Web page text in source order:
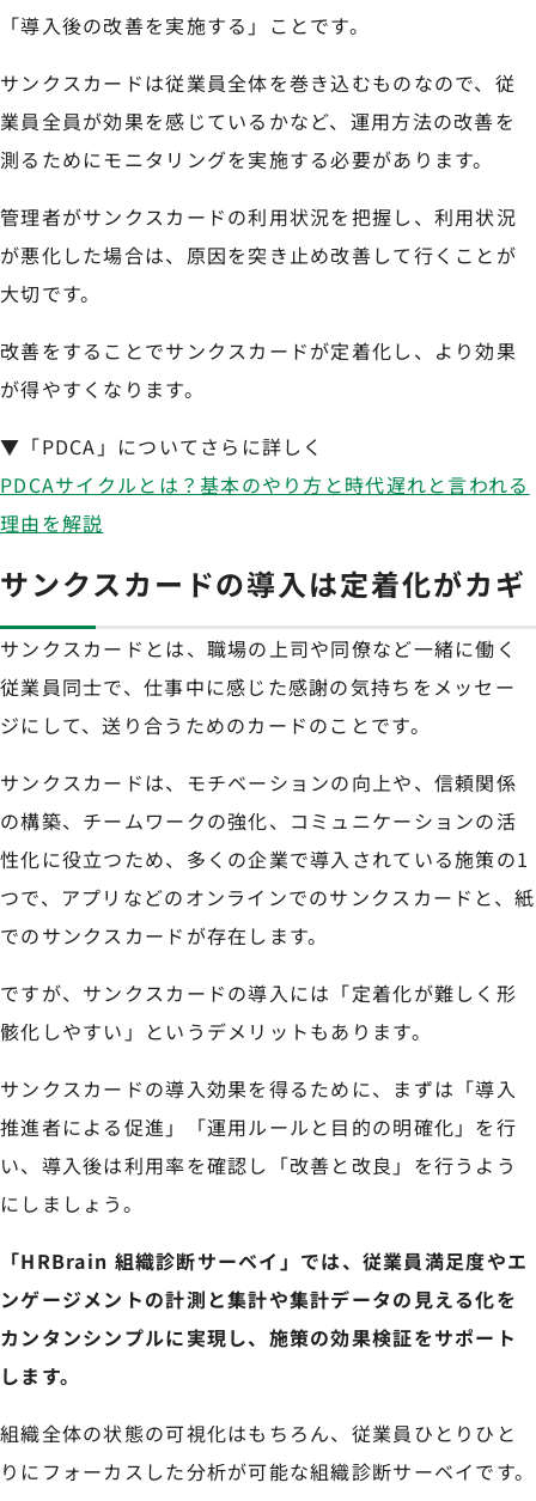
「導入後の改善を実施する」ことです。
サンクスカードは従業員全体を巻き込むものなので、従
業員全員が効果を感じているかなど、運用方法の改善を
測るためにモニタリングを実施する必要があります。
管理者がサンクスカードの利用状況を把握し、利用状況
が悪化した場合は、原因を突き止め改善して行くことが
大切です。
改善をすることでサンクスカードが定着化し、より効果
が得やすくなります。
▼「PDCA」についてさらに詳しく
PDCAサイクルとは？基本のやり方と時代遅れと言われる
理由を解説
サンクスカードの導入は定着化がカギ
サンクスカードとは、職場の上司や同僚など一緒に働く
従業員同士で、仕事中に感じた感謝の気持ちをメッセー
ジにして、送り合うためのカードのことです。
サンクスカードは、モチベーションの向上や、信頼関係
の構築、チームワークの強化、コミュニケーションの活
性化に役立つため、多くの企業で導入されている施策の1
つで、アプリなどのオンラインでのサンクスカードと、紙
でのサンクスカードが存在します。
ですが、サンクスカードの導入には「定着化が難しく形
骸化しやすい」というデメリットもあります。
サンクスカードの導入効果を得るために、まずは「導入
推進者による促進」「運用ルールと目的の明確化」を行
い、導入後は利用率を確認し「改善と改良」を行うよう
にしましょう。
「HRBrain 組織診断サーベイ」では、従業員満足度やエ
ンゲージメントの計測と集計や集計データの見える化を
カンタンシンプルに実現し、施策の効果検証をサポート
します。
組織全体の状態の可視化はもちろん、従業員ひとりひと
りにフォーカスした分析が可能な組織診断サーベイです。